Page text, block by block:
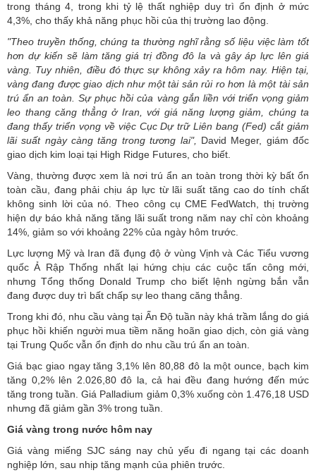
trong tháng 4, trong khi tỷ lệ thất nghiệp duy trì ổn định ở mức
4,3%, cho thấy khả năng phục hồi của thị trường lao động.
"Theo truyền thống, chúng ta thường nghĩ rằng số liệu việc làm tốt
hơn dự kiến ​​sẽ làm tăng giá trị đồng đô la và gây áp lực lên giá
vàng. Tuy nhiên, điều đó thực sự không xảy ra hôm nay. Hiện tại,
vàng đang được giao dịch như một tài sản rủi ro hơn là một tài sản
trú ẩn an toàn. Sự phục hồi của vàng gắn liền với triển vọng giảm
leo thang căng thẳng ở Iran, với giá năng lượng giảm, chúng ta
đang thấy triển vọng về việc Cục Dự trữ Liên bang (Fed) cắt giảm
lãi suất ngày càng tăng trong tương lai", David Meger, giám đốc
giao dịch kim loại tại High Ridge Futures, cho biết.
Vàng, thường được xem là nơi trú ẩn an toàn trong thời kỳ bất ổn
toàn cầu, đang phải chịu áp lực từ lãi suất tăng cao do tính chất
không sinh lời của nó. Theo công cụ CME FedWatch, thị trường
hiện dự báo khả năng tăng lãi suất trong năm nay chỉ còn khoảng
14%, giảm so với khoảng 22% của ngày hôm trước.
Lực lượng Mỹ và Iran đã đụng độ ở vùng Vịnh và Các Tiểu vương
quốc Ả Rập Thống nhất lại hứng chịu các cuộc tấn công mới,
nhưng Tổng thống Donald Trump cho biết lệnh ngừng bắn vẫn
đang được duy trì bất chấp sự leo thang căng thẳng.
Trong khi đó, nhu cầu vàng tại Ấn Độ tuần này khá trầm lắng do giá
phục hồi khiến người mua tiềm năng hoãn giao dịch, còn giá vàng
tại Trung Quốc vẫn ổn định do nhu cầu trú ẩn an toàn.
Giá bạc giao ngay tăng 3,1% lên 80,88 đô la một ounce, bạch kim
tăng 0,2% lên 2.026,80 đô la, cả hai đều đang hướng đến mức
tăng trong tuần. Giá Palladium giảm 0,3% xuống còn 1.476,18 USD
nhưng đã giảm gần 3% trong tuần.
Giá vàng trong nước hôm nay
Giá vàng miếng SJCsáng nay chủ yếu đi ngang tại các doanh
nghiệp lớn, sau nhịp tăng mạnh của phiên trước.